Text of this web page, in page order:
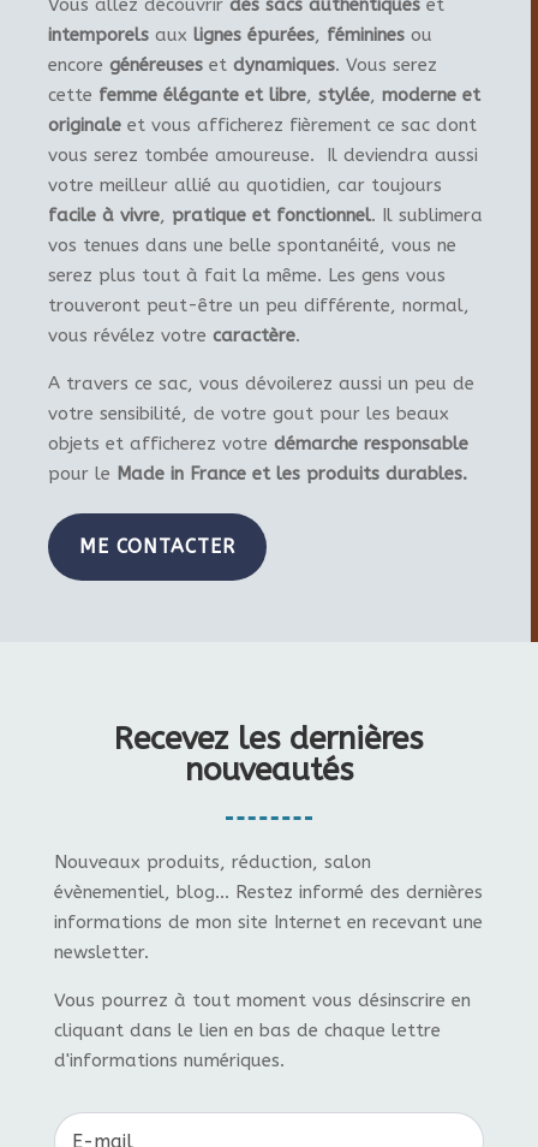
intemporels aux lignes épurées, féminines ou
encore généreuses et dynamiques. Vous serez
cette femme élégante et libre, stylée, moderne et
originale et vous afficherez fièrement ce sac dont
vous serez tombée amoureuse. Il deviendra aussi
votre meilleur allié au quotidien, car toujours
facile à vivre, pratique et fonctionnel. Il sublimera
vos tenues dans une belle spontanéité, vous ne
serez plus tout à fait la même. Les gens vous
trouveront peut-être un peu différente, normal,
vous révélez votre caractère.
A travers ce sac, vous dévoilerez aussi un peu de
votre sensibilité, de votre gout pour les beaux
objets et afficherez votre démarche responsable
pour le Made in France et les produits durables.
ME CONTACTER
Recevez les dernières
nouveautés
Nouveaux produits, réduction, salon
évènementiel, blog... Restez informé des dernières
informations de mon site Internet en recevant une
newsletter.
Vous pourrez à tout moment vous désinscrire en
cliquant dans le lien en bas de chaque lettre
d'informations numériques.